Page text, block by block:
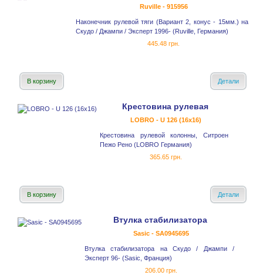
Ruville - 915956
Наконечник рулевой тяги (Вариант 2, конус - 15мм.) на
Скудо / Джампи / Эксперт 1996- (Ruville, Германия)
445.48 грн.
В корзину Детали
Крестовина рулевая
LOBRO - U 126 (16x16)
Крестовина рулевой колонны, Ситроен
Пежо Рено (LOBRO Германия)
365.65 грн.
В корзину Детали
Втулка стабилизатора
Sasic - SA0945695
Втулка стабилизатора на Скудо / Джампи /
Эксперт 96- (Sasic, Франция)
206.00 грн.